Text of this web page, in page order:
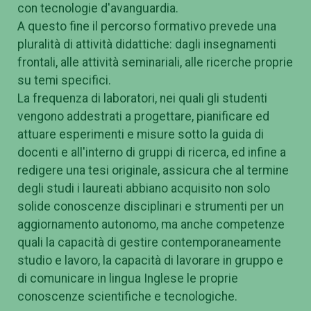
con tecnologie d'avanguardia.
A questo fine il percorso formativo prevede una
pluralità di attività didattiche: dagli insegnamenti
frontali, alle attività seminariali, alle ricerche proprie
su temi specifici.
La frequenza di laboratori, nei quali gli studenti
vengono addestrati a progettare, pianificare ed
attuare esperimenti e misure sotto la guida di
docenti e all'interno di gruppi di ricerca, ed infine a
redigere una tesi originale, assicura che al termine
degli studi i laureati abbiano acquisito non solo
solide conoscenze disciplinari e strumenti per un
aggiornamento autonomo, ma anche competenze
quali la capacità di gestire contemporaneamente
studio e lavoro, la capacità di lavorare in gruppo e
di comunicare in lingua Inglese le proprie
conoscenze scientifiche e tecnologiche.